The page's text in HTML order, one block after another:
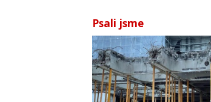
Psali jsme